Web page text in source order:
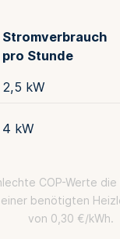
Stromverbrauch
pro Stunde
2,5 kW
4 kW
COP-Werte
benötigten
von 0,30 €/kWh.